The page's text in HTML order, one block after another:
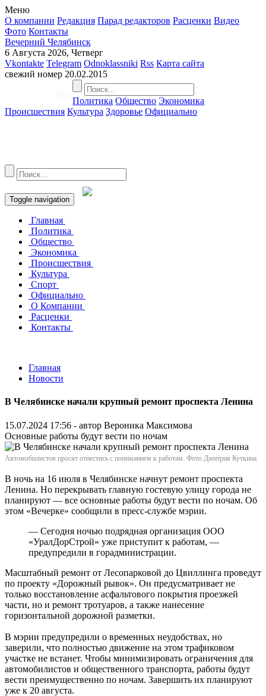
Меню
О компании Редакция Парад редакторов Расценки Видео
Фото Контакты
Вечерний Челябинск
6 Августа 2026, Четверг
Vkontakte Telegram Odnoklassniki Rss Карта сайта
свежий номер 20.02.2015
16+
Политика Общество Экономика
Происшествия Культура Здоровье Официально
Toggle navigation
Главная
Политика
Общество
Экономика
Происшествия
Культура
Спорт
Официально
О Компании
Расценки
Контакты
Главная
Новости
В Челябинске начали крупный ремонт проспекта Ленина
15.07.2024 17:56 - автор Вероника Максимова
Основные работы будут вести по ночам
Автомобилистов просят отнестись с пониманием к работам. Фото Дмитрия Куткина
В ночь на 16 июля в Челябинске начнут ремонт проспекта
Ленина. Но перекрывать главную гостевую улицу города не
планируют — все основные работы будут вести по ночам. Об
этом «Вечерке» сообщили в пресс-службе мэрии.
— Сегодня ночью подрядная организация ООО
«УралДорСтрой» уже приступит к работам, —
предупредили в горадминистрации.
Масштабный ремонт от Лесопарковой до Цвиллинга проведут
по проекту «Дорожный рывок». Он предусматривает не
только восстановление асфальтового покрытия проезжей
части, но и ремонт тротуаров, а также нанесение
горизонтальной дорожной разметки.
В мэрии предупредили о временных неудобствах, но
заверили, что полностью движение на этом трафиковом
участке не встанет. Чтобы минимизировать ограничения для
автомобилистов и общественного транспорта, работы будут
вести преимущественно по ночам. Завершить их планируют
уже к 20 августа.